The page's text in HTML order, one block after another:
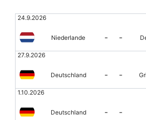
24.9.2026
Niederlande - -
27.9.2026
Deutschland - -
1.10.2026
Deutschland - -